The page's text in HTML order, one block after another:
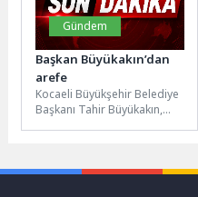
Gündem
Başkan Büyükakın’dan
arefe
Kocaeli Büyükşehir Belediye
Başkanı Tahir Büyükakın,